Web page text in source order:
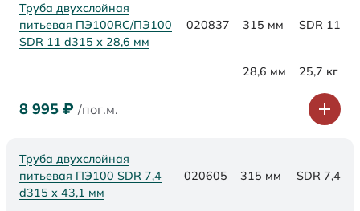
Труба двухслойная
питьевая ПЭ100RC/ПЭ100
SDR 11 d315 х 28,6 мм
020837 315 мм SDR 11
28,6 мм 25,7 кг
8 995 ₽ /пог.м.
Труба двухслойная
питьевая ПЭ100 SDR 7,4
d315 х 43,1 мм
020605 315 мм SDR 7,4